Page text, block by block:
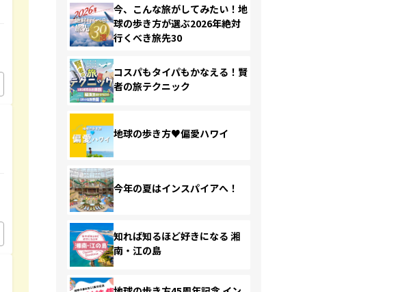
今、こんな旅がしてみたい！地
球の歩き方が選ぶ2026年絶対
行くべき旅先30
コスパもタイパもかなえる！賢
者の旅テクニック
地球の歩き方♥偏愛ハワイ
今年の夏はインスパイアへ！
知れば知るほど好きになる 湘
南・江の島